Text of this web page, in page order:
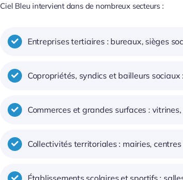
Ciel Bleu intervient dans de nombreux secteurs :
Entreprises tertiaires : bureaux, sièges
Copropriétés, syndics et bailleurs
Commerces et grandes surfaces :
Collectivités territoriales : mairies,
Établissements scolaires et sportifs :